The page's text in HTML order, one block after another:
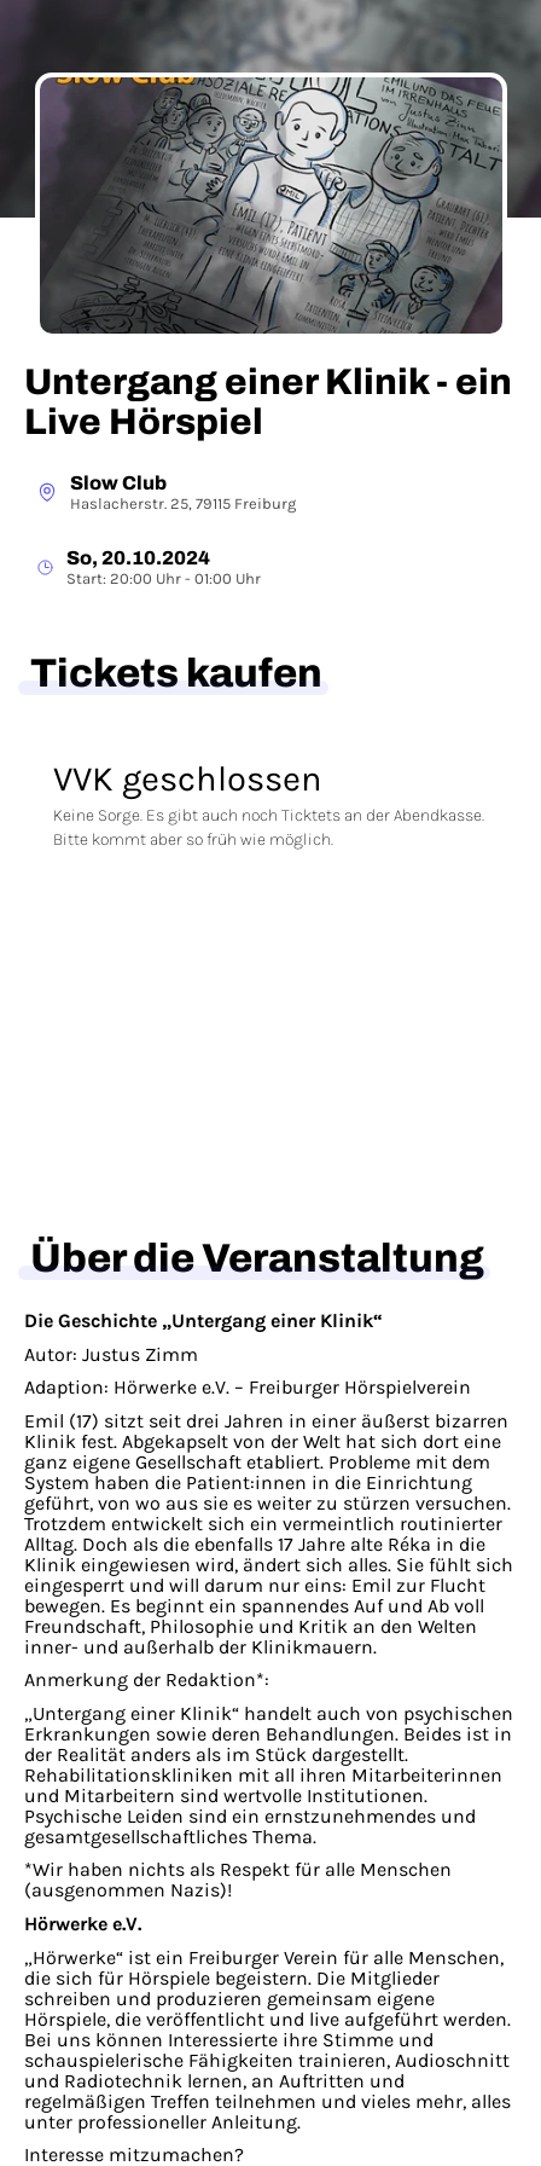
Untergang einer Klinik - ein
Live Hörspiel
Slow Club
Haslacherstr. 25, 79115 Freiburg
So, 20.10.2024
Start: 20:00 Uhr - 01:00 Uhr
Tickets kaufen
VVK geschlossen
Keine Sorge. Es gibt auch noch Ticktets an der Abendkasse.
Bitte kommt aber so früh wie möglich.
Über die Veranstaltung
Die Geschichte „Untergang einer Klinik“
Autor: Justus Zimm
Adaption: Hörwerke e.V. – Freiburger Hörspielverein
Emil (17) sitzt seit drei Jahren in einer äußerst bizarren
Klinik fest. Abgekapselt von der Welt hat sich dort eine
ganz eigene Gesellschaft etabliert. Probleme mit dem
System haben die Patient:innen in die Einrichtung
geführt, von wo aus sie es weiter zu stürzen versuchen.
Trotzdem entwickelt sich ein vermeintlich routinierter
Alltag. Doch als die ebenfalls 17 Jahre alte Réka in die
Klinik eingewiesen wird, ändert sich alles. Sie fühlt sich
eingesperrt und will darum nur eins: Emil zur Flucht
bewegen. Es beginnt ein spannendes Auf und Ab voll
Freundschaft, Philosophie und Kritik an den Welten
inner- und außerhalb der Klinikmauern.
Anmerkung der Redaktion*:
„Untergang einer Klinik“ handelt auch von psychischen
Erkrankungen sowie deren Behandlungen. Beides ist in
der Realität anders als im Stück dargestellt.
Rehabilitationskliniken mit all ihren Mitarbeiterinnen
und Mit­arbeitern sind wertvolle Institutionen.
Psychische Leiden sind ein ernstzu­nehmendes und
gesamtgesellschaftliches Thema.
*Wir haben nichts als Respekt für alle Menschen
(ausgenommen Nazis)!
Hörwerke e.V.
„Hörwerke“ ist ein Freiburger Verein für alle Menschen,
die sich für Hörspiele begeistern. Die Mitglieder
schreiben und produzieren gemeinsam eigene
Hörspiele, die veröffentlicht und live aufgeführt werden.
Bei uns können Interessierte ihre Stimme und
schauspielerische Fähigkeiten trainieren, Audioschnitt
und Radiotechnik lernen, an Auftritten und
regelmäßigen Treffen teilnehmen und vieles mehr, alles
unter professioneller Anleitung.
Interesse mitzumachen?